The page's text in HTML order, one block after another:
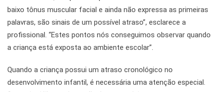
baixo tônus muscular facial e ainda não expressa as primeiras
palavras, são sinais de um possível atraso”, esclarece a
profissional. “Estes pontos nós conseguimos observar quando
a criança está exposta ao ambiente escolar”.
Quando a criança possui um atraso cronológico no
desenvolvimento infantil, é necessária uma atenção especial.